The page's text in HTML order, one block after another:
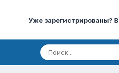
Уже зарегистрированы?